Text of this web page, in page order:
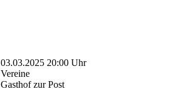
03.03.2025 20:00 Uhr
Vereine
Gasthof zur Post